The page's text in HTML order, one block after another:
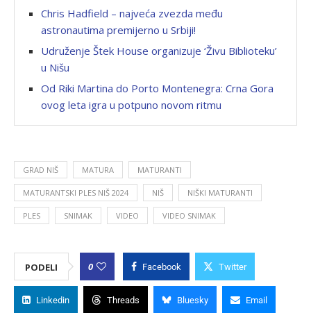
Chris Hadfield – najveća zvezda među
astronautima premijerno u Srbiji!
Udruženje Štek House organizuje ‘Živu Biblioteku’
u Nišu
Od Riki Martina do Porto Montenegra: Crna Gora
ovog leta igra u potpuno novom ritmu
GRAD NIŠ MATURA MATURANTI
MATURANTSKI PLES NIŠ 2024 NIŠ NIŠKI MATURANTI
PLES SNIMAK VIDEO VIDEO SNIMAK
PODELI 0 Facebook Twitter
Linkedin Threads Bluesky Email